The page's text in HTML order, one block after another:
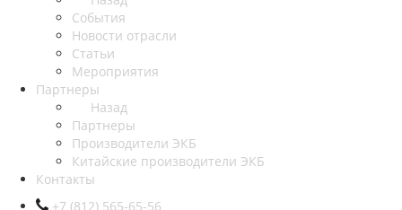
События
Новости отрасли
Статьи
Мероприятия
Партнеры
Назад
Партнеры
Производители ЭКБ
Китайские производители ЭКБ
Контакты
+7 (812) 565-65-56